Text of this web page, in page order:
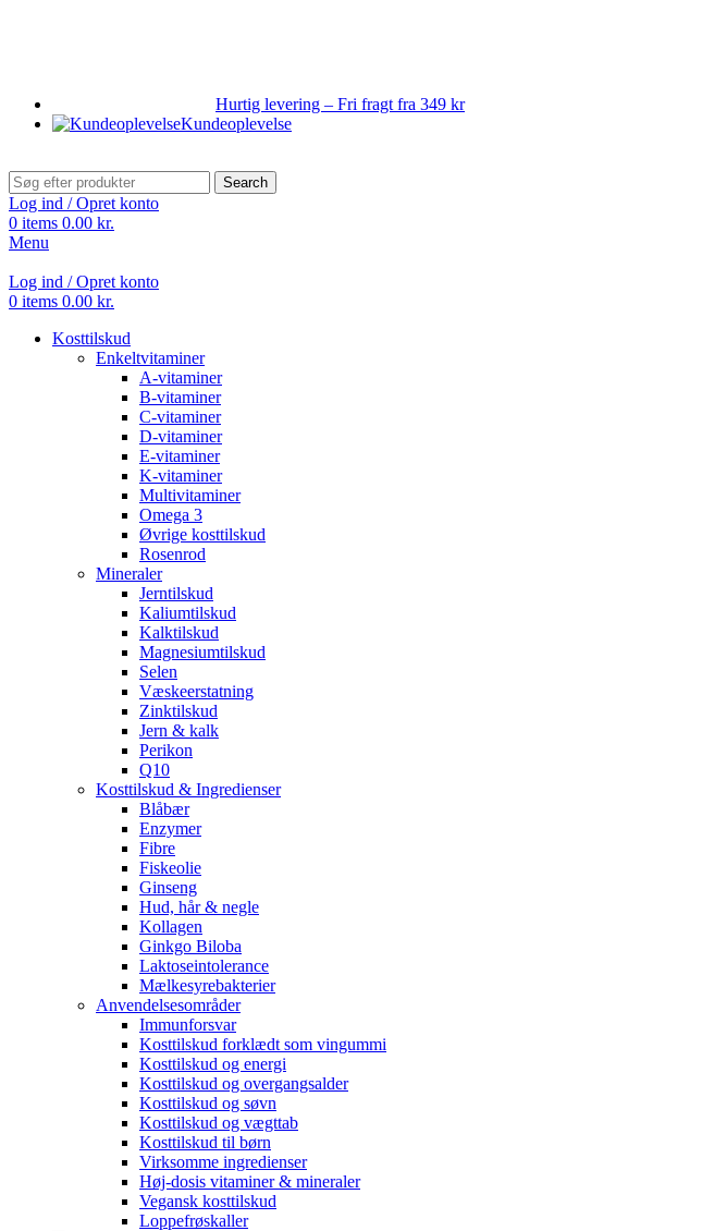
Hurtig levering – Fri fragt fra 349 kr
Kundeoplevelse
Search
Log ind / Opret konto
0 items 0.00 kr.
Menu
Log ind / Opret konto
0 items 0.00 kr.
Kosttilskud
Enkeltvitaminer
A-vitaminer
B-vitaminer
C-vitaminer
D-vitaminer
E-vitaminer
K-vitaminer
Multivitaminer
Omega 3
Øvrige kosttilskud
Rosenrod
Mineraler
Jerntilskud
Kaliumtilskud
Kalktilskud
Magnesiumtilskud
Selen
Væskeerstatning
Zinktilskud
Jern & kalk
Perikon
Q10
Kosttilskud & Ingredienser
Blåbær
Enzymer
Fibre
Fiskeolie
Ginseng
Hud, hår & negle
Kollagen
Ginkgo Biloba
Laktoseintolerance
Mælkesyrebakterier
Anvendelsesområder
Immunforsvar
Kosttilskud forklædt som vingummi
Kosttilskud og energi
Kosttilskud og overgangsalder
Kosttilskud og søvn
Kosttilskud og vægttab
Kosttilskud til børn
Virksomme ingredienser
Høj-dosis vitaminer & mineraler
Vegansk kosttilskud
Loppefrøskaller